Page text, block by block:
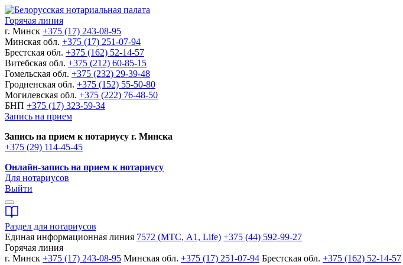
Горячая линия
г. Минск +375 (17) 243-08-95
Минская обл. +375 (17) 251-07-94
Брестская обл. +375 (162) 52-14-57
Витебская обл. +375 (212) 60-85-15
Гомельская обл. +375 (232) 29-39-48
Гродненская обл. +375 (152) 55-50-80
Могилевская обл. +375 (222) 76-48-50
БНП +375 (17) 323-59-34
Запись на прием
Запись на прием к нотариусу г. Минска
+375 (29) 114-45-45
Онлайн-запись на прием к нотариусу
Для нотариусов
Выйти
Раздел для нотариусов
Единая информационная линия 7572 (МТС, A1, Life) +375 (44) 592-99-27
Горячая линия
г. Минск +375 (17) 243-08-95 Минская обл. +375 (17) 251-07-94 Брестская обл. +375 (162) 52-14-57